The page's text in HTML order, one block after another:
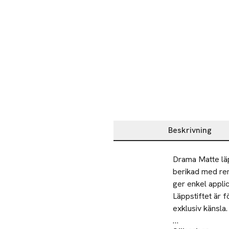
Beskrivning
Beskrivning
Drama Matte
berikad med
ger enkel
Läppstiftet är
exklusiv känsla.